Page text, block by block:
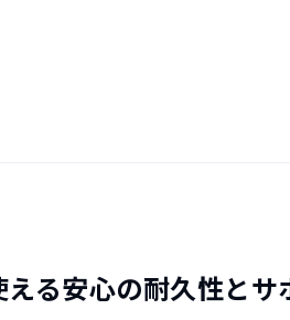
える安心の耐久性とサ